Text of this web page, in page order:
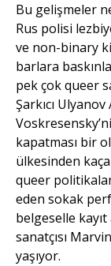
Bu gelişmeler
Rus polisi
ve non-binary
barlara
pek çok queer
Şarkıcı
kapatması bir
ülkesinden
queer
eden sokak
belgeselle
sanatçısı
yaşıyor.